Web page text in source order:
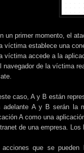
un primer momento, el
víctima establece una
víctima accede a la
navegador de la víctima
caso, A y B están
adelante A y B serán la
A como una
de una empresa.
acciones que se